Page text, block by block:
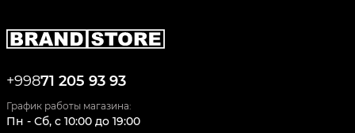
+99871 205 93 93
График работы магазина:
Пн - Сб, c 10:00 до 19:00